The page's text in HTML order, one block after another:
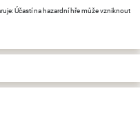
Účastí na hazardní hře může vzniknout